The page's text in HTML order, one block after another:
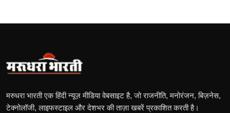
मरुधरा भारती एक हिंदी न्यूज़ मीडिया वेबसाइट है, जो राजनीति, मनोरंजन, बिज़नेस,
टेक्नोलॉजी, लाइफस्टाइल और देशभर की ताज़ा खबरें प्रकाशित करती है।